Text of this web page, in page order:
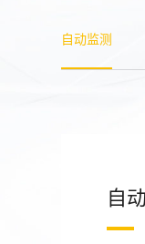
自动监测
自